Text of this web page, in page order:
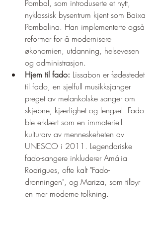
Pombal, som introduserte et nytt,
nyklassisk bysentrum kjent som Baixa
Pombalina. Han implementerte også
reformer for å modernisere
økonomien, utdanning, helsevesen
og administrasjon.
Hjem til fado: Lissabon er fødestedet
til fado, en sjelfull musikksjanger
preget av melankolske sanger om
skjebne, kjærlighet og lengsel. Fado
ble erklært som en immateriell
kulturarv av menneskeheten av
UNESCO i 2011. Legendariske
fado-sangere inkluderer Amália
Rodrigues, ofte kalt "Fado-
dronningen", og Mariza, som tilbyr
en mer moderne tolkning.